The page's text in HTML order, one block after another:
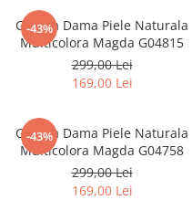
-43%
Geanta Dama Piele Naturala
Multicolora Magda G04815
299,00 Lei
169,00 Lei
-43%
Geanta Dama Piele Naturala
Multicolora Magda G04758
299,00 Lei
169,00 Lei